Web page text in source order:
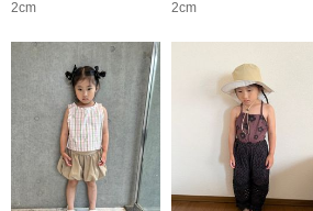
2cm 2cm